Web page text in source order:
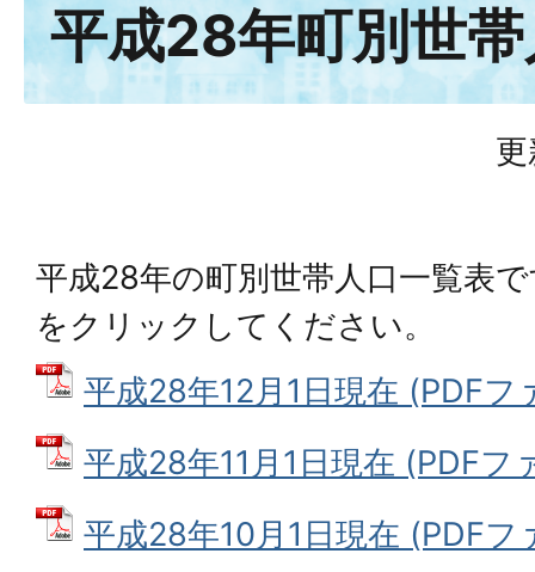
平成28年町別世
平成28年の町別世帯人口一覧表
をクリックしてください。
平成28年12月1日現在 (PDF
平成28年11月1日現在 (PDFフ
平成28年10月1日現在 (PDF